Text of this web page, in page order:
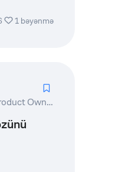
1 bəyənmə
Marketing and PR Expert | Digital Marketing Lead | Product Owner | Writer